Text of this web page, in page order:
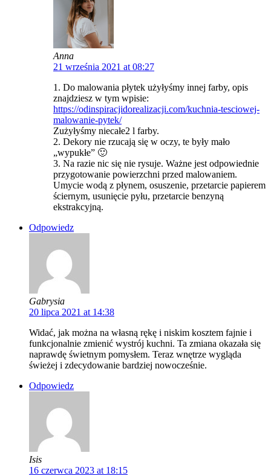
Anna
21 września 2021 at 08:27
1. Do malowania płytek użyłyśmy innej farby, opis
znajdziesz w tym wpisie:
https://odinspiracjidorealizacji.com/kuchnia-tesciowej-
malowanie-pytek/
Zużyłyśmy niecałe2 l farby.
2. Dekory nie rzucają się w oczy, te były mało
„wypukłe” 🙂
3. Na razie nic się nie rysuje. Ważne jest odpowiednie
przygotowanie powierzchni przed malowaniem.
Umycie wodą z płynem, osuszenie, przetarcie papierem
ściernym, usunięcie pyłu, przetarcie benzyną
ekstrakcyjną.
Odpowiedz
Gabrysia
20 lipca 2021 at 14:38
Widać, jak można na własną rękę i niskim kosztem fajnie i
funkcjonalnie zmienić wystrój kuchni. Ta zmiana okazała się
naprawdę świetnym pomysłem. Teraz wnętrze wygląda
świeżej i zdecydowanie bardziej nowocześnie.
Odpowiedz
Isis
16 czerwca 2023 at 18:15